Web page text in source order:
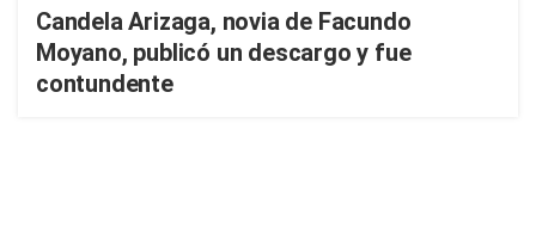
Candela Arizaga, novia de Facundo
Moyano, publicó un descargo y fue
contundente